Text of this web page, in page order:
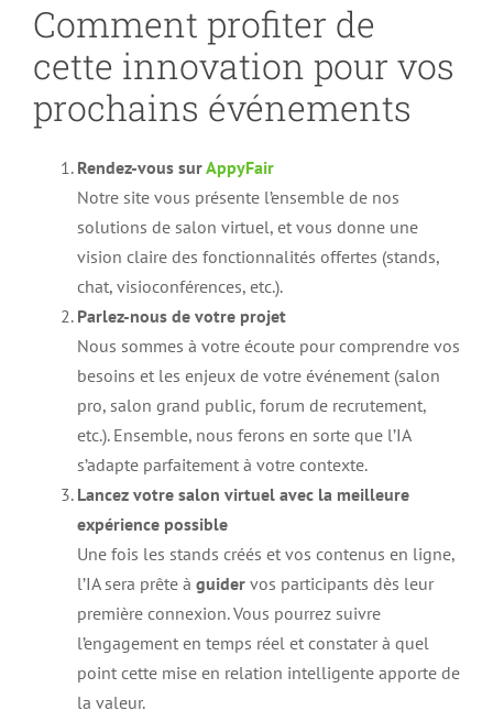
Comment profiter de
cette innovation pour vos
prochains événements
Rendez-vous surAppyFair
Notre site vous présente l’ensemble de nos
solutions de salon virtuel, et vous donne une
vision claire des fonctionnalités offertes (stands,
chat, visioconférences, etc.).
Parlez-nous de votre projet
Nous sommes à votre écoute pour comprendre vos
besoins et les enjeux de votre événement (salon
pro, salon grand public, forum de recrutement,
etc.). Ensemble, nous ferons en sorte que l’IA
s’adapte parfaitement à votre contexte.
Lancez votre salon virtuel avec la meilleure
expérience possible
Une fois les stands créés et vos contenus en ligne,
l’IA sera prête à guidervos participants dès leur
première connexion. Vous pourrez suivre
l’engagement en temps réel et constater à quel
point cette mise en relation intelligente apporte de
la valeur.